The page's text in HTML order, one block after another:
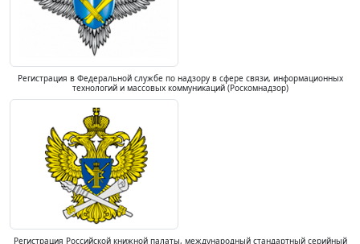
Регистрация в Федеральной службе по надзору в сфере связи, информационных
технологий и массовых коммуникаций (Роскомнадзор)
Регистрация Российской книжной палаты, международный стандартный серийный